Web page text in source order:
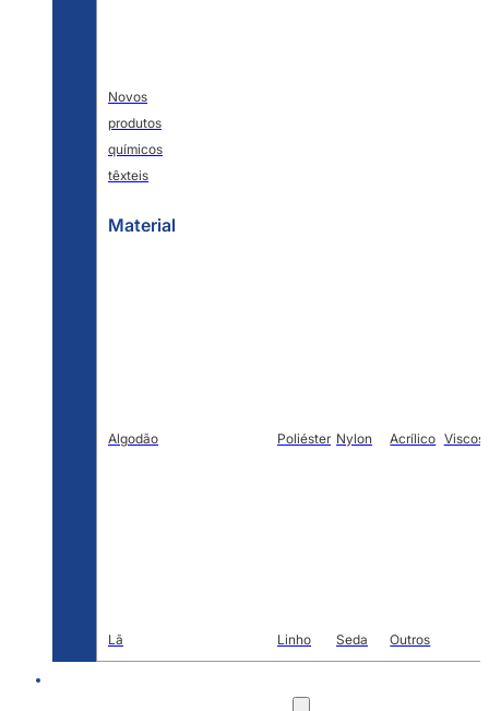
Novos
produtos
químicos
têxteis
Material
Algodão Poliéster Nylon Acrílico
Lã Linho Seda Outros